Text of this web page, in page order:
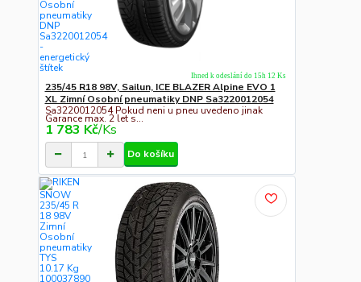
235/45 R18 98V, Sailun, ICE BLAZER Alpine EVO 1
XL Zimní Osobní pneumatiky DNP Sa3220012054
Sa3220012054 Pokud neni u pneu uvedeno jinak
Garance max. 2 let s...
1 783 Kč/Ks
Ihned k odeslání do 15h 12 Ks
Do košíku